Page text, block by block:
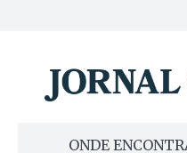
ONDE